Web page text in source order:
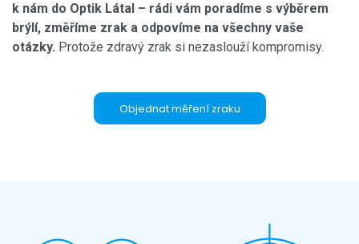
k nám do Optik Látal – rádi vám poradíme s výběrem
brýlí, změříme zrak a odpovíme na všechny vaše
otázky. Protože zdravý zrak si nezaslouží kompromisy.
Objednat měření zraku